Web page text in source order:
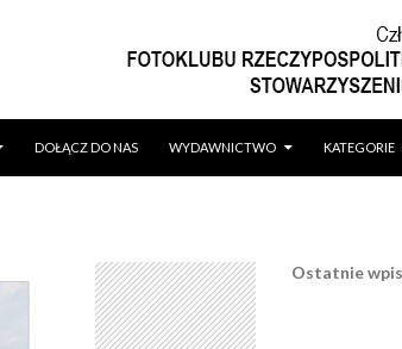
DOŁĄCZ DO NAS WYDAWNICTWO KATEGORIE
Ostatnie